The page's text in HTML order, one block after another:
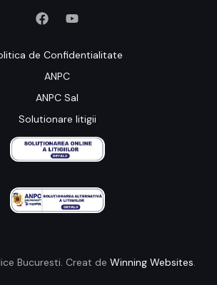
de Confidentialitate
ANPC
ANPC Sal
Solutionare litigii
Bucuresti. Creat de Winning Websites.